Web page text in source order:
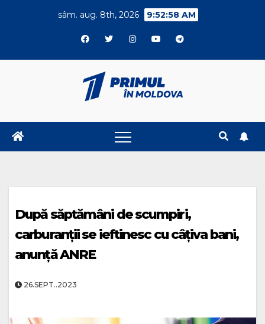
sâm. aug. 8th, 2026 9:52:58 AM
După săptămâni de scumpiri,
carburanții se ieftinesc cu câțiva bani,
anunță ANRE
26.SEPT..2023